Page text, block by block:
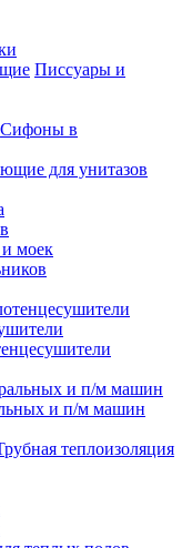
Писсуары и
Сифоны в
для унитазов
моек
и п/м машин
теплоизоляция